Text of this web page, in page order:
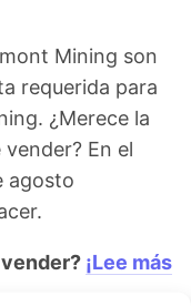
Mining son
requerida para
¿Merece la
En el
agosto
¡Lee más